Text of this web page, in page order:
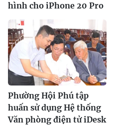
hình cho iPhone 20 Pro
Phường Hội Phú tập
huấn sử dụng Hệ thống
Văn phòng điện tử iDesk